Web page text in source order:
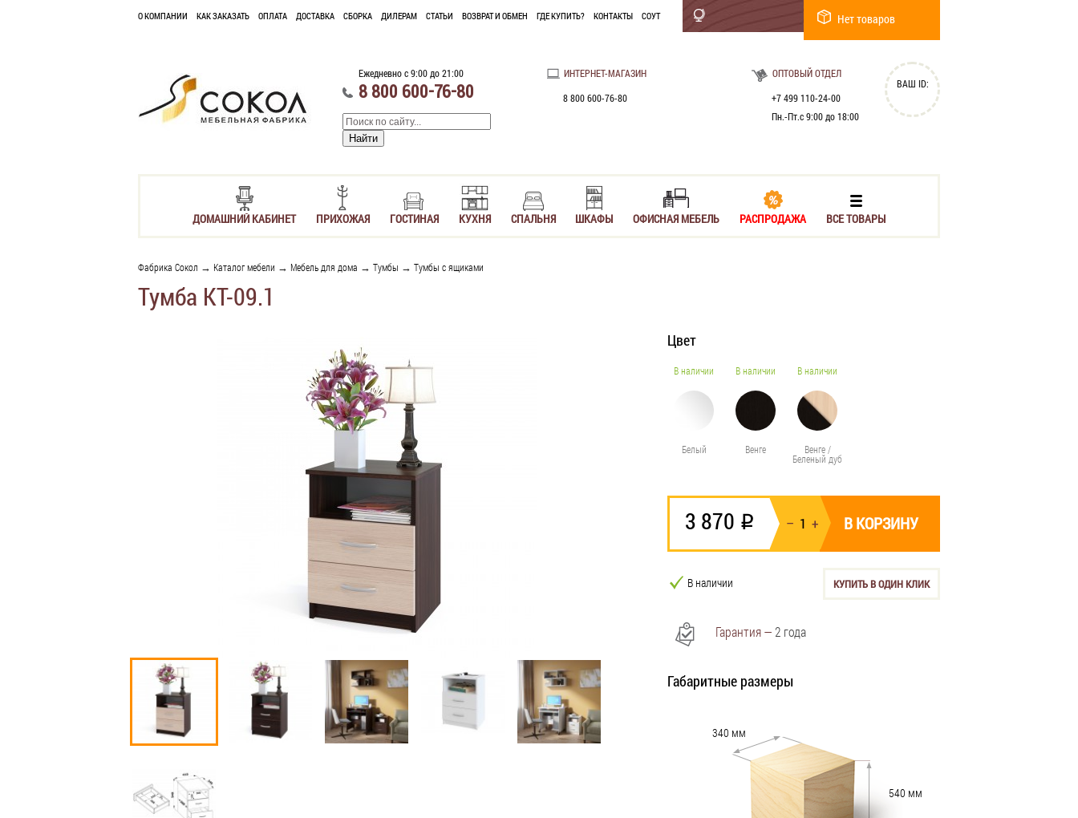
О КОМПАНИИ КАК ЗАКАЗАТЬ ОПЛАТА ДОСТАВКА СБОРКА ДИЛЕРАМ СТАТЬИ ВОЗВРАТ И ОБМЕН ГДЕ КУПИТЬ? КОНТАКТЫ СОУТ Нет товаров
Ежедневно с 9:00 до 21:00
8 800 600-76-80
ИНТЕРНЕТ-МАГАЗИН
8 800 600-76-80
ОПТОВЫЙ ОТДЕЛ
+7 499 110-24-00
Пн.-Пт.с 9:00 до 18:00
ВАШ ID:
ДОМАШНИЙ КАБИНЕТ ПРИХОЖАЯ ГОСТИНАЯ КУХНЯ СПАЛЬНЯ ШКАФЫ ОФИСНАЯ МЕБЕЛЬ РАСПРОДАЖА ВСЕ ТОВАРЫ
Фабрика Сокол → Каталог мебели → Мебель для дома → Тумбы → Тумбы с ящиками
Тумба КТ-09.1
Цвет
В наличии
Белый
В наличии
Венге
В наличии
Венге /
Беленый дуб
3 870 i В КОРЗИНУ
В наличии КУПИТЬ В ОДИН КЛИК
Гарантия — 2 года
Габаритные размеры
340 мм
540 мм